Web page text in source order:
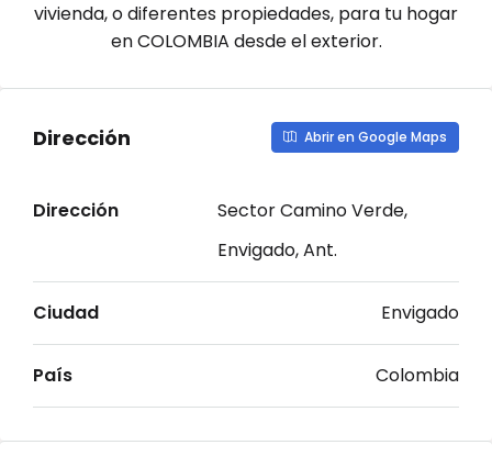
vivienda, o diferentes propiedades, para tu hogar
en COLOMBIA desde el exterior.
Dirección Abrir en Google Maps
Dirección
Sector Camino Verde,
Envigado, Ant.
Ciudad Envigado
País Colombia